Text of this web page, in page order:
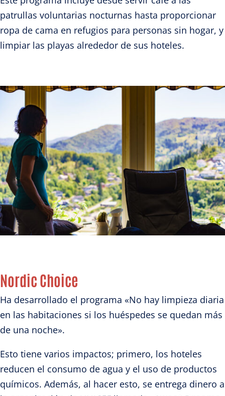
patrullas voluntarias nocturnas hasta proporcionar
ropa de cama en refugios para personas sin hogar, y
limpiar las playas alrededor de sus hoteles.
Nordic Choice
Ha desarrollado el programa «No hay limpieza diaria
en las habitaciones si los huéspedes se quedan más
de una noche».
Esto tiene varios impactos; primero, los hoteles
reducen el consumo de agua y el uso de productos
químicos. Además, al hacer esto, se entrega dinero a